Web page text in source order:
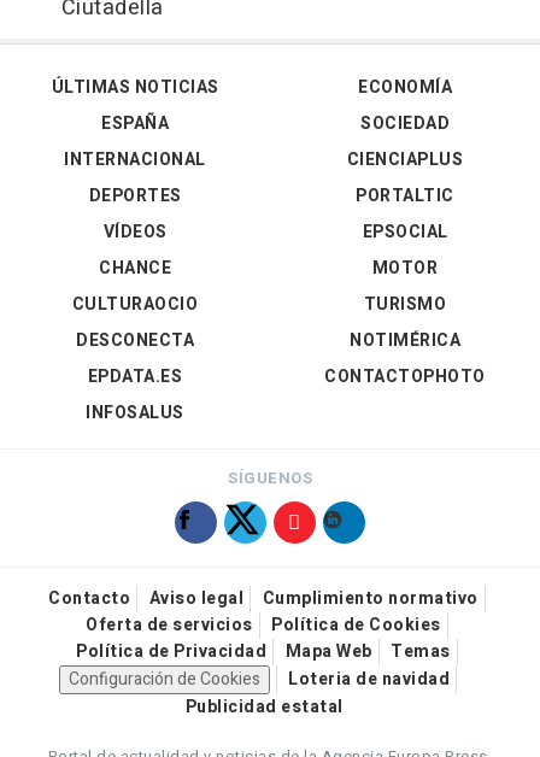
Ciutadella
ÚLTIMAS NOTICIAS
ESPAÑA
INTERNACIONAL
DEPORTES
VÍDEOS
ECONOMÍA
SOCIEDAD
CIENCIAPLUS
PORTALTIC
EPSOCIAL
CHANCE
CULTURAOCIO
DESCONECTA
EPDATA.ES
INFOSALUS
MOTOR
TURISMO
NOTIMÉRICA
CONTACTOPHOTO
SÍGUENOS
Contacto Aviso legal
Cumplimiento normativo
Oferta de servicios
Política de Cookies
Política de Privacidad
Mapa Web
Temas
Configuración de Cookies
Loteria de navidad
Publicidad estatal